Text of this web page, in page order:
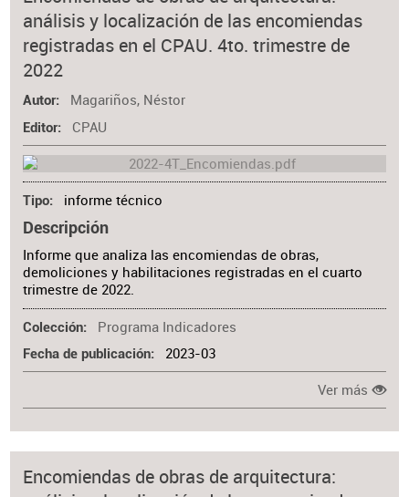
análisis y localización de las encomiendas
registradas en el CPAU. 4to. trimestre de
2022
Autor Magariños, Néstor
Editor CPAU
Tipo informe técnico
Descripción
Informe que analiza las encomiendas de obras,
demoliciones y habilitaciones registradas en el cuarto
trimestre de 2022.
Colección Programa Indicadores
Fecha de publicación 2023-03
Ver más
Encomiendas de obras de arquitectura: